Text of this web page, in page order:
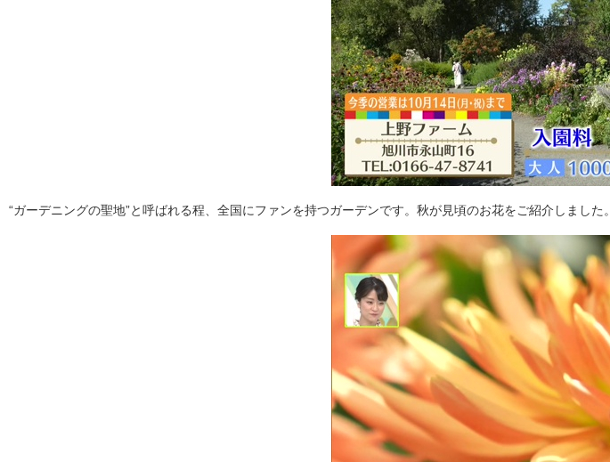
“ガーデニングの聖地”と呼ばれる程、全国にファンを持つガーデンです。秋が見頃のお花をご紹介しました。